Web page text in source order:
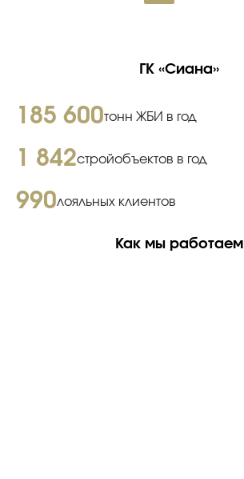
ГК «Сиана»
185 600тонн ЖБИ в год
1 842стройобъектов в год
990лояльных клиентов
Как мы работаем